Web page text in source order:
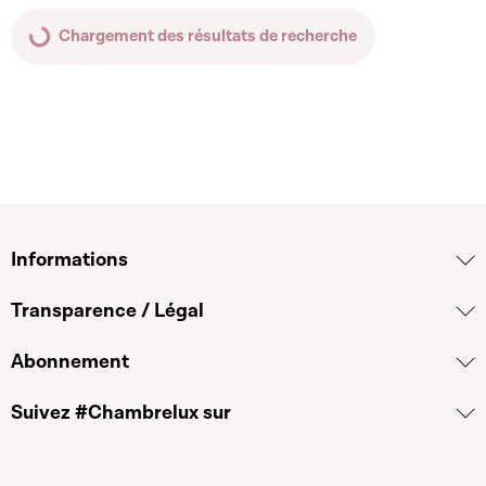
Chargement des résultats de recherche
Informations
Transparence / Légal
Abonnement
Suivez #Chambrelux sur